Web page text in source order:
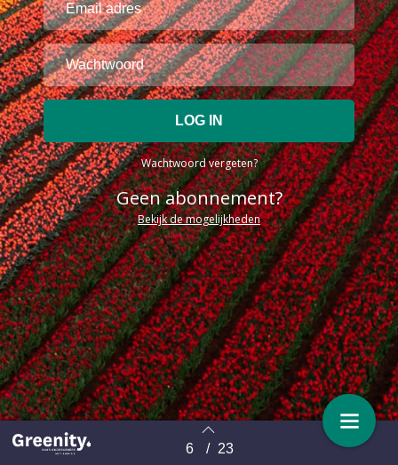
Terug naar overzicht 6 / 23
Wachtwoord vergeten?
Geen abonnement?
Bekijk de mogelijkheden